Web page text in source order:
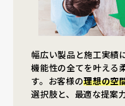
幅広い製品と施工実績
機能性の全てを叶える
す。お客様の理想の空
選択肢と、最適な提案